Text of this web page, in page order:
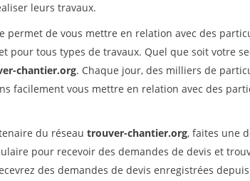
leurs travaux.
permet de vous mettre en relation avec des
pour tous types de travaux. Quel que soit votre
chantier.org. Chaque jour, des milliers de
facilement vous mettre en relation avec des
du réseau trouver-chantier.org, faites une
pour recevoir des demandes de devis et
des demandes de devis enregistrées